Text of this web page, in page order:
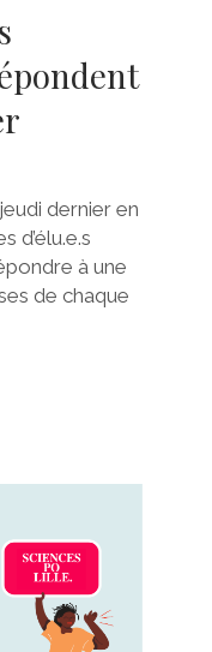
dernier en
d’élu.e.s
à une
de chaque